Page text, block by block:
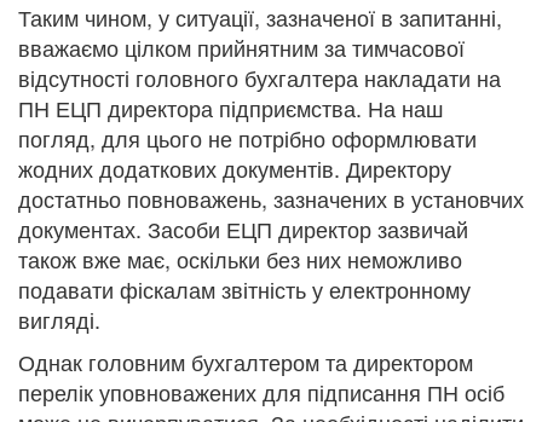
Таким чином, у ситуації, зазначеної в запитанні,
вважаємо цілком прийнятним за тимчасової
відсутності головного бухгалтера накладати на
ПН ЕЦП директора підприємства. На наш
погляд, для цього не потрібно оформлювати
жодних додаткових документів. Директору
достатньо повноважень, зазначених в установчих
документах. Засоби ЕЦП директор зазвичай
також вже має, оскільки без них неможливо
подавати фіскалам звітність у електронному
вигляді.
Однак головним бухгалтером та директором
перелік уповноважених для підписання ПН осіб